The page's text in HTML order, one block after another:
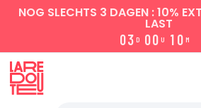
NOG SLECHTS 3 DAGEN : 10%
LAST
03 D 00 U 1 0 M